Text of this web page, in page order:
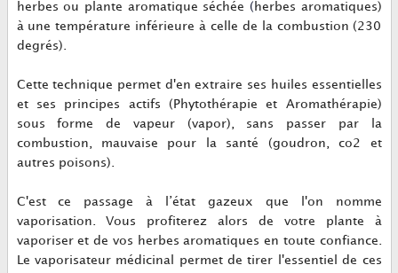
herbes ou plante aromatique séchée ( herbes aromatiques)
à une température inférieure à celle de la combustion (230
degrés).
Cette technique permet d'en extraire ses
huiles essentielles
et ses principes actifs ( Phytothérapie et Aromathérapie)
sous forme de vapeur (vapor)
sans passer par la
combustion, mauvaise pour la santé (goudron, co2 et
autres poisons).
C'est ce passage à l’état gazeux que l'on nomme
vaporisation.Vous profiterez alors de votre plante à
vaporiseret de vos herbes aromatiques en toute confiance
Le vaporisateur médicinal permet de tirer l'essentiel de ces